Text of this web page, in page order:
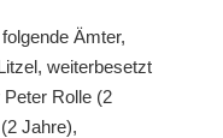
Ämter,
weiterbesetzt
Rolle (2
Jahre),